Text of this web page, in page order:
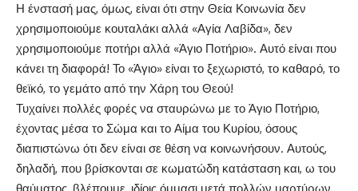
Η ένστασή μας, όμως, είναι ότι στην Θεία Κοινωνία δεν
χρησιμοποιούμε κουταλάκι αλλά «Αγία Λαβίδα», δεν
χρησιμοποιούμε ποτήρι αλλά «Άγιο Ποτήριο». Αυτό είναι που
κάνει τη διαφορά! Το «Άγιο» είναι το ξεχωριστό, το καθαρό, το
θεϊκό, το γεμάτο από την Χάρη του Θεού!
Τυχαίνει πολλές φορές να σταυρώνω με το Άγιο Ποτήριο,
έχοντας μέσα το Σώμα και το Αίμα του Κυρίου, όσους
διαπιστώνω ότι δεν είναι σε θέση να κοινωνήσουν. Αυτούς,
δηλαδή, που βρίσκονται σε κωματώδη κατάσταση και, ω του